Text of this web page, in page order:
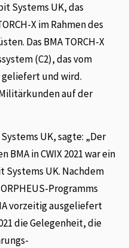
Systems UK, das
X im Rahmen des
Das BMA TORCH-X
(C2), das vom
und wird.
auf der
UK, sagte: „Der
BMA in CWIX 2021 war ein
UK. Nachdem
Programms
vorzeitig ausgeliefert
die Gelegenheit, die